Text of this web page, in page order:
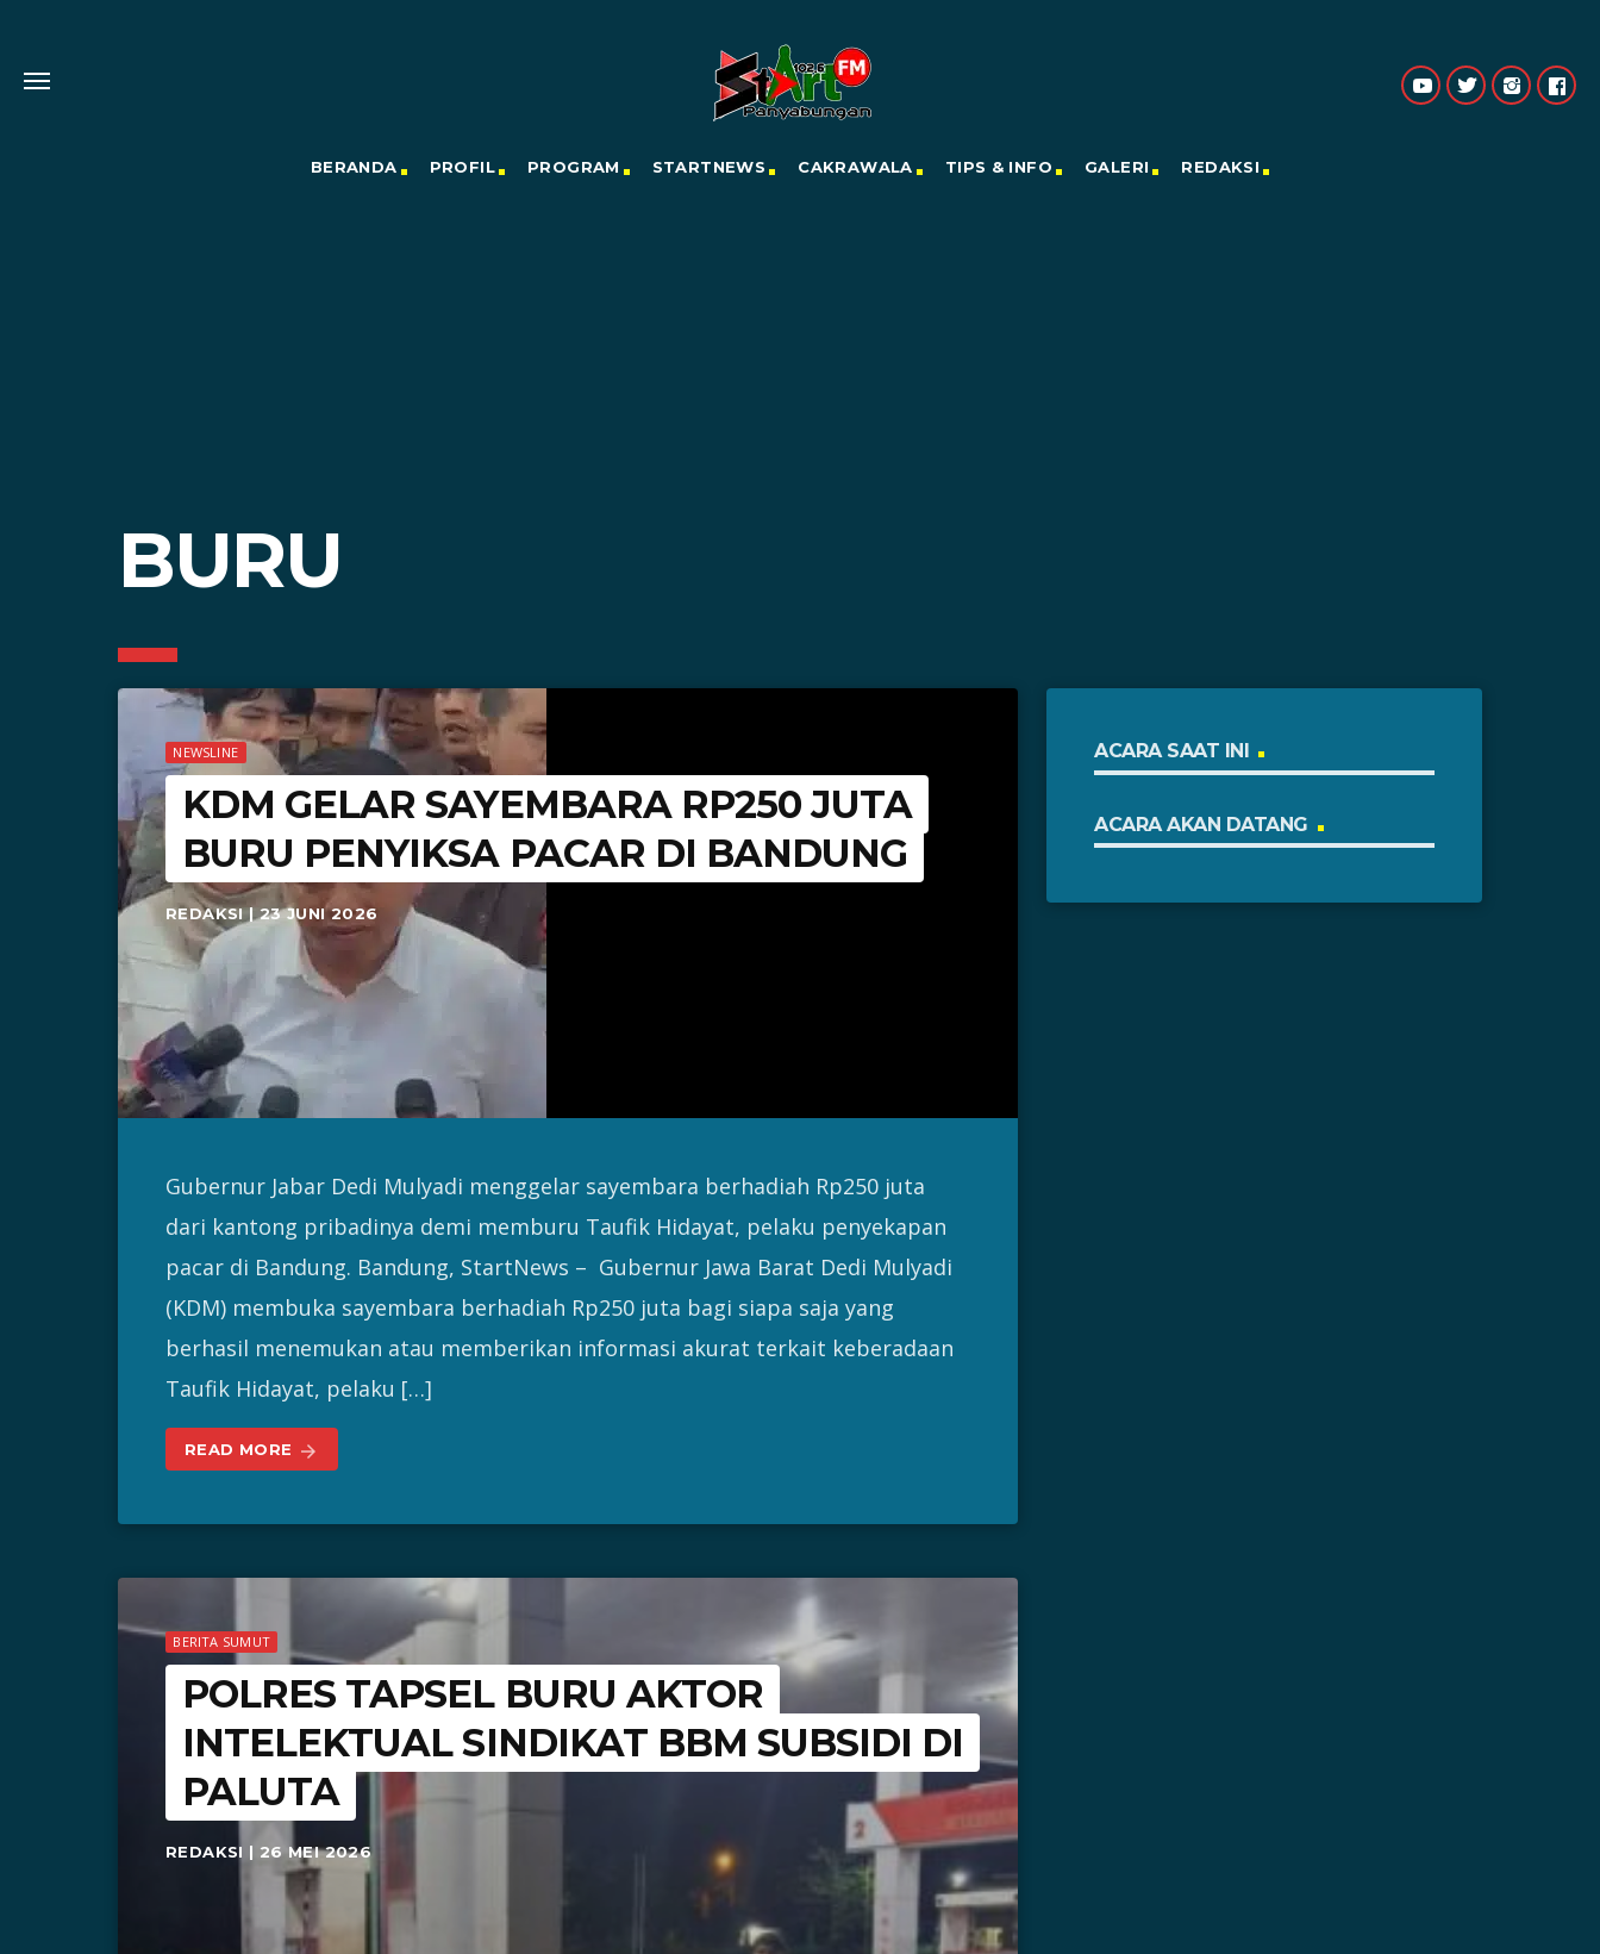
BERANDA PROFIL PROGRAM STARTNEWS CAKRAWALA TIPS & INFO GALERI REDAKSI
BURU
NEWSLINE
KDM GELAR SAYEMBARA RP250 JUTA
BURU PENYIKSA PACAR DI BANDUNG
REDAKSI | 23 JUNI 2026
Gubernur Jabar Dedi Mulyadi menggelar sayembara berhadiah Rp250 juta
dari kantong pribadinya demi memburu Taufik Hidayat, pelaku penyekapan
pacar di Bandung. Bandung, StartNews – Gubernur Jawa Barat Dedi Mulyadi
(KDM) membuka sayembara berhadiah Rp250 juta bagi siapa saja yang
berhasil menemukan atau memberikan informasi akurat terkait keberadaan
Taufik Hidayat, pelaku […]
READ MORE arrow_forward
BERITA SUMUT
POLRES TAPSEL BURU AKTOR
INTELEKTUAL SINDIKAT BBM SUBSIDI DI
PALUTA
REDAKSI | 26 MEI 2026
ACARA SAAT INI
ACARA AKAN DATANG